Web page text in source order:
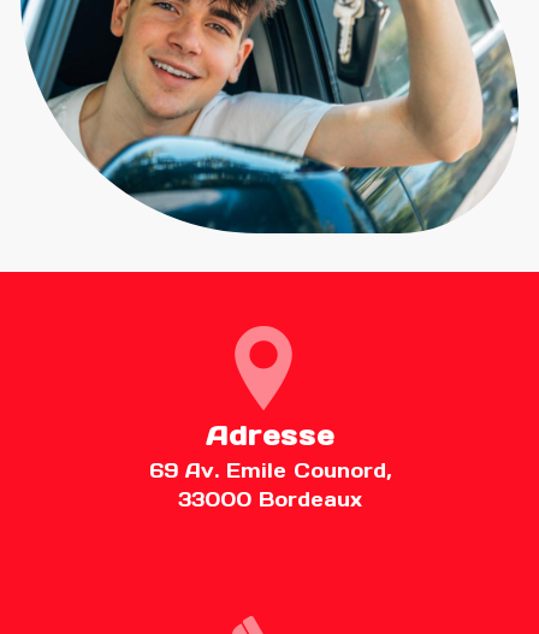
Adresse
69 Av. Emile Counord,
33000 Bordeaux